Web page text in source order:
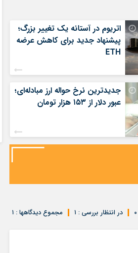
اتریوم در آستانه یک تغییر بزرگ؛
پیشنهاد جدید برای کاهش عرضه
ETH
جدیدترین نرخ حواله ارز مبادله‌ای؛
عبور دلار از ۱۵۳ هزار تومان
مجموع دیدگاهها : ۱ در انتظار بررسی : ۱